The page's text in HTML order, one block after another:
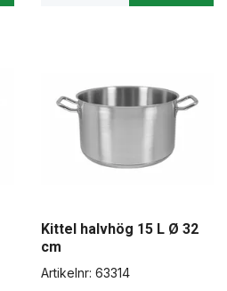
Kittel halvhög 15 L Ø 32
cm
Artikelnr: 63314